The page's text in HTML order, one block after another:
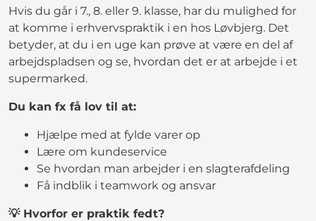
Hvis du går i 7., 8. eller 9. klasse, har du mulighed for
at komme i erhvervspraktik i en hos Løvbjerg. Det
betyder, at du i en uge kan prøve at være en del af
arbejdspladsen og se, hvordan det er at arbejde i et
supermarked.
Du kan fx få lov til at:
Hjælpe med at fylde varer op
Lære om kundeservice
Se hvordan man arbejder i en slagterafdeling
Få indblik i teamwork og ansvar
💡 Hvorfor er praktik fedt?